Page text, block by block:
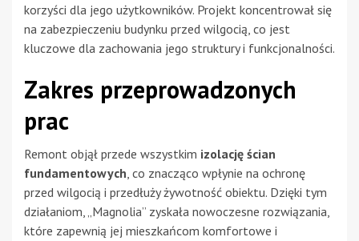
korzyści dla jego użytkowników. Projekt koncentrował się
na zabezpieczeniu budynku przed wilgocią, co jest
kluczowe dla zachowania jego struktury i funkcjonalności.
Zakres przeprowadzonych
prac
Remont objął przede wszystkim izolację ścian
fundamentowych, co znacząco wpłynie na ochronę
przed wilgocią i przedłuży żywotność obiektu. Dzięki tym
działaniom, „Magnolia” zyskała nowoczesne rozwiązania,
które zapewnią jej mieszkańcom komfortowe i